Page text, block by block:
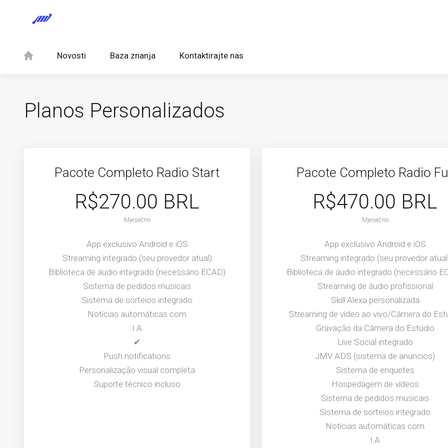
Novosti Baza znanja Kontaktirajte nas
Planos Personalizados
Pacote Completo Radio Start
R$270.00 BRL
Mjesečno
App exclusivo Android e iOS
Streaming integrado (seu provedor atual)
Biblioteca de áudio integrado (necessário ECAD)
Sistema de pedidos musicais
Sistema de sorteios integrado
Notícias automáticas com
I.A
✔
Push notifications
Personalização visual completa
Suporte técnico incluso
Pacote Completo Radio
R$470.00 BRL
Mjesečno
App exclusivo Android e iOS
Streaming integrado (seu provedor
Biblioteca de áudio integrado (necessário
Streaming de áudio profissional
Skill Alexa personalizada
Streaming de vídeo ao vivo/Câmera do
Gravação da Câmera do Estúdio
Live Social integrado
JMV ADS (sistema de anúncios)
Sistema de enquetes
Hospedagem de vídeos
Sistema de pedidos musicais
Sistema de sorteios integrado
Notícias automáticas com
I.A